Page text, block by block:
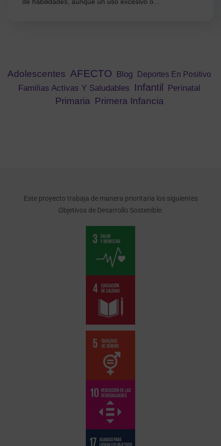
de habilidades, aunque un uso excesivo o...
Adolescentes AFECTO Blog Deportes En Positivo
Familias Activas Y Saludables Infantil Perinatal
Primaria Primera Infancia
Este proyecto trabaja de manera prioritaria los siguientes
Objetivos de Desarrollo Sostenible: